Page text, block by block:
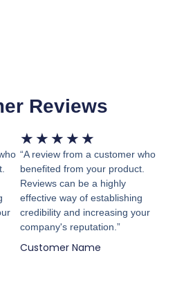
Reviews
★ ★ ★ ★ ★
con
5
de
5
“A review from a customer who
benefited from your product.
Reviews can be a highly
effective way of establishing
credibility and increasing your
company's reputation.”
Customer Name